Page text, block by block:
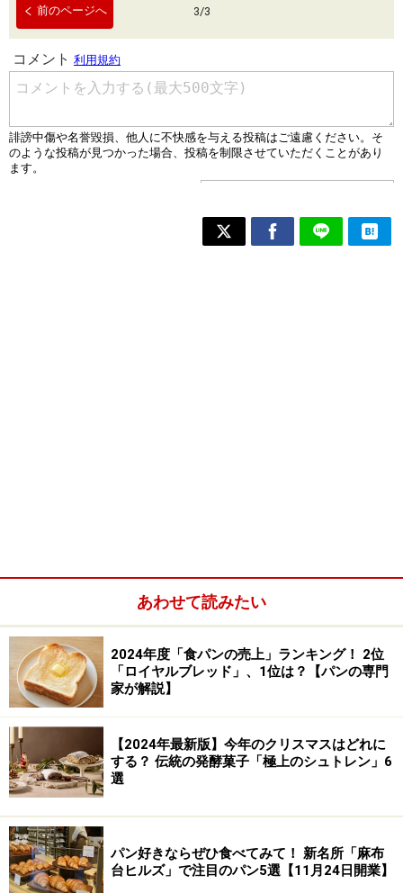
前のページへ 3/3
あわせて読みたい
2024年度「食パンの売上」ランキング！ 2位
「ロイヤルブレッド」、1位は？【パンの専門
家が解説】
【2024年最新版】今年のクリスマスはどれに
する？ 伝統の発酵菓子「極上のシュトレン」6
選
パン好きならぜひ食べてみて！ 新名所「麻布
台ヒルズ」で注目のパン5選【11月24日開業】